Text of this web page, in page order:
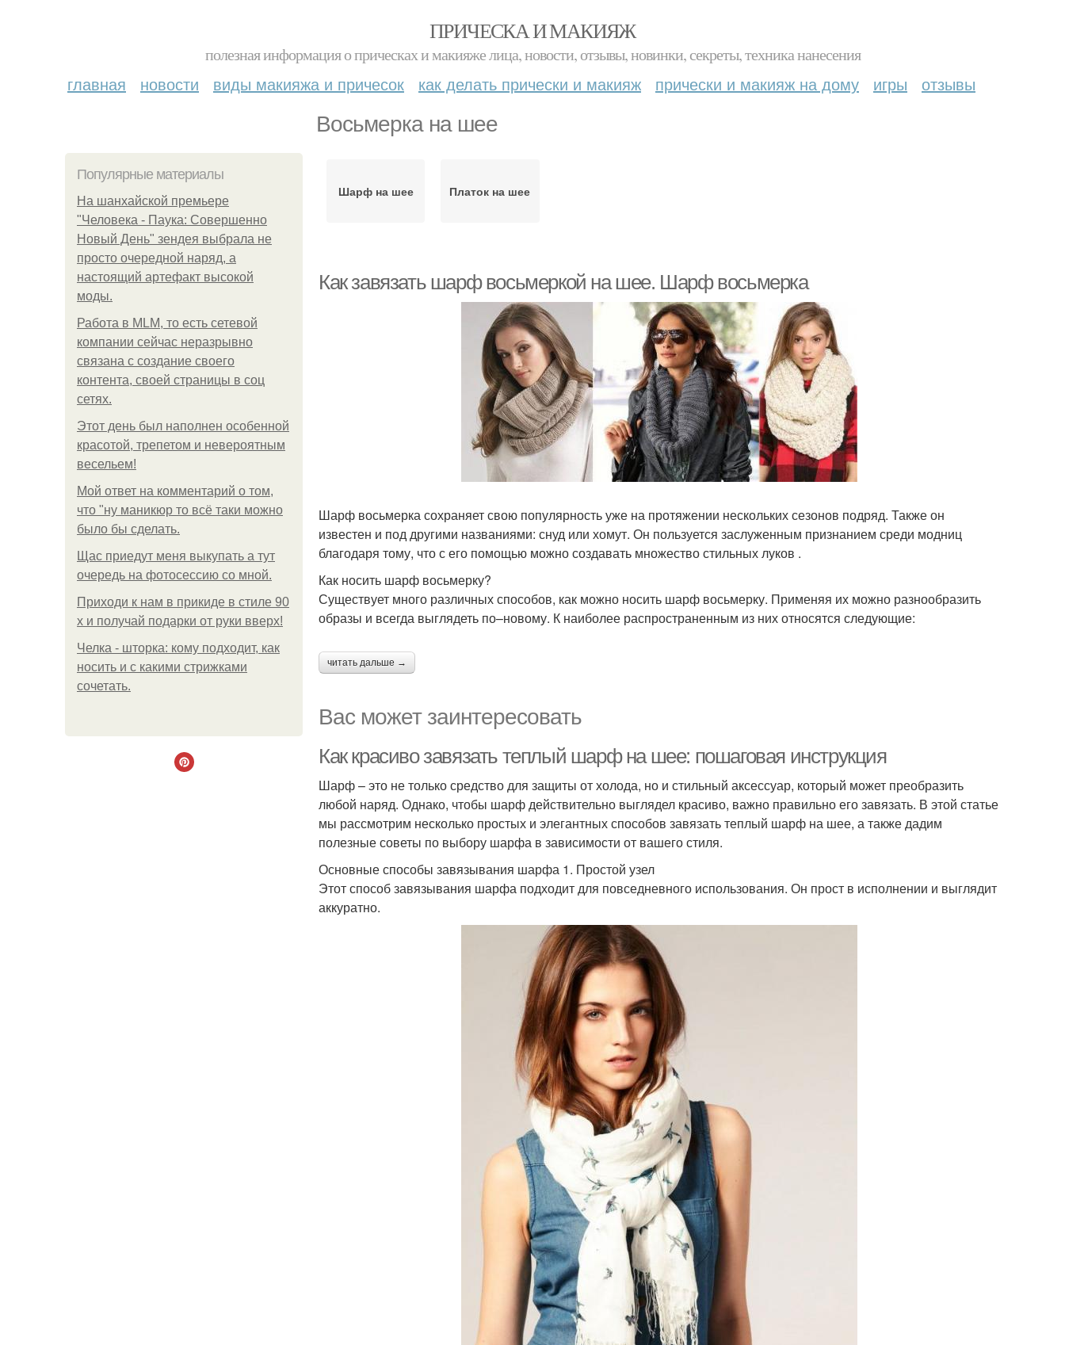
ПРИЧЕСКА И МАКИЯЖ
полезная информация о прическах и макияже лица, новости, отзывы, новинки, секреты, техника нанесения
главная новости виды макияжа и причесок как делать прически и макияж прически и макияж на дому игры отзывы
Восьмерка на шее
Популярные материалы
На шанхайской премьере
"Человека - Паука: Совершенно
Новый День" зендея выбрала не
просто очередной наряд, а
настоящий артефакт высокой
моды.
Работа в MLM, то есть сетевой
компании сейчас неразрывно
связана с создание своего
контента, своей страницы в соц
сетях.
Этот день был наполнен особенной
красотой, трепетом и невероятным
весельем!
Мой ответ на комментарий о том,
что "ну маникюр то всё таки можно
было бы сделать.
Щас приедут меня выкупать а тут
очередь на фотосессию со мной.
Приходи к нам в прикиде в стиле 90
х и получай подарки от руки вверх!
Челка - шторка: кому подходит, как
носить и с какими стрижками
сочетать.
Шарф на шее Платок на шее
Как завязать шарф восьмеркой на шее. Шарф восьмерка
Шарф восьмерка сохраняет свою популярность уже на протяжении нескольких сезонов подряд. Также он
известен и под другими названиями: снуд или хомут. Он пользуется заслуженным признанием среди модниц
благодаря тому, что с его помощью можно создавать множество стильных луков .
Как носить шарф восьмерку?
Существует много различных способов, как можно носить шарф восьмерку. Применяя их можно разнообразить
образы и всегда выглядеть по–новому. К наиболее распространенным из них относятся следующие:
читать дальше →
Вас может заинтересовать
Как красиво завязать теплый шарф на шее: пошаговая инструкция
Шарф – это не только средство для защиты от холода, но и стильный аксессуар, который может преобразить
любой наряд. Однако, чтобы шарф действительно выглядел красиво, важно правильно его завязать. В этой статье
мы рассмотрим несколько простых и элегантных способов завязать теплый шарф на шее, а также дадим
полезные советы по выбору шарфа в зависимости от вашего стиля.
Основные способы завязывания шарфа 1. Простой узел
Этот способ завязывания шарфа подходит для повседневного использования. Он прост в исполнении и выглядит
аккуратно.